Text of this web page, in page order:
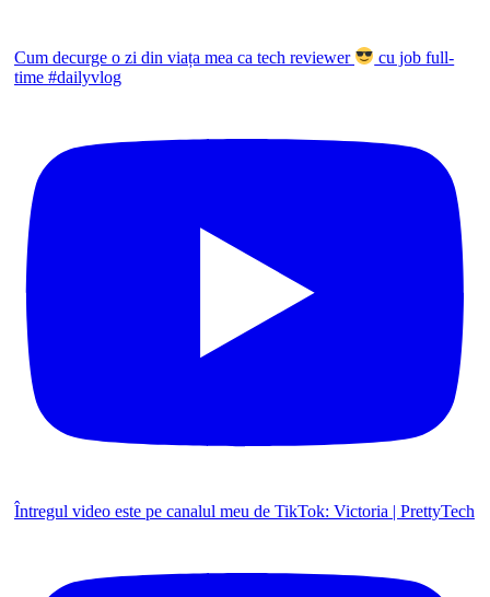
Cum decurge o zi din viața mea ca tech reviewer
cu job full-
time #dailyvlog
Întregul video este pe canalul meu de TikTok: Victoria | PrettyTech